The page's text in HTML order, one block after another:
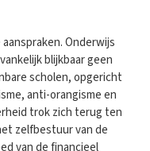
Onderwijs
blijkbaar geen
scholen, opgericht
anti-orangisme en
trok zich terug ten
zelfbestuur van de
van de financieel